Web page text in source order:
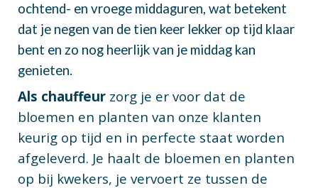
ochtend- en vroege middaguren, wat betekent
dat je negen van de tien keer lekker op tijd klaar
bent en zo nog heerlijk van je middag kan
genieten.
Als chauffeur zorg je er voor dat de
bloemen en planten van onze klanten
keurig op tijd en in perfecte staat worden
afgeleverd. Je haalt de bloemen en planten
op bij kwekers, je vervoert ze tussen de